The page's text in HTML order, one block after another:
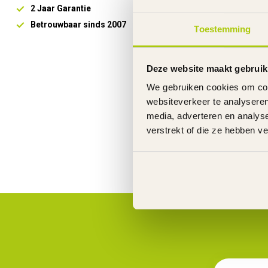
Toestemming
Deze website maakt
We gebruiken cookies om
websiteverkeer te
media, adverteren en
verstrekt of die ze hebben
2 Jaar Garantie
Betrouwbaar sinds 2007
Eventuele
Alle bouten
De ketting
De
De banden
De fiets krijgt
Bij